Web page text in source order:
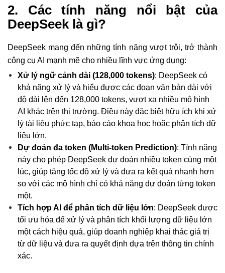
2. Các tính năng nổi bật của
DeepSeek là gì?
DeepSeek mang đến những tính năng vượt trội, trở thành
công cụ AI mạnh mẽ cho nhiều lĩnh vực ứng dụng:
Xử lý ngữ cảnh dài (128,000 tokens): DeepSeek có
khả năng xử lý và hiểu được các đoạn văn bản dài với
độ dài lên đến 128,000 tokens, vượt xa nhiều mô hình
AI khác trên thị trường. Điều này đặc biệt hữu ích khi xử
lý tài liệu phức tạp, báo cáo khoa học hoặc phân tích dữ
liệu lớn.
Dự đoán đa token (Multi-token Prediction): Tính năng
này cho phép DeepSeek dự đoán nhiều token cùng một
lúc, giúp tăng tốc độ xử lý và đưa ra kết quả nhanh hơn
so với các mô hình chỉ có khả năng dự đoán từng token
một.
Tích hợp AI để phân tích dữ liệu lớn: DeepSeek được
tối ưu hóa để xử lý và phân tích khối lượng dữ liệu lớn
một cách hiệu quả, giúp doanh nghiệp khai thác giá trị
từ dữ liệu và đưa ra quyết định dựa trên thông tin chính
xác.